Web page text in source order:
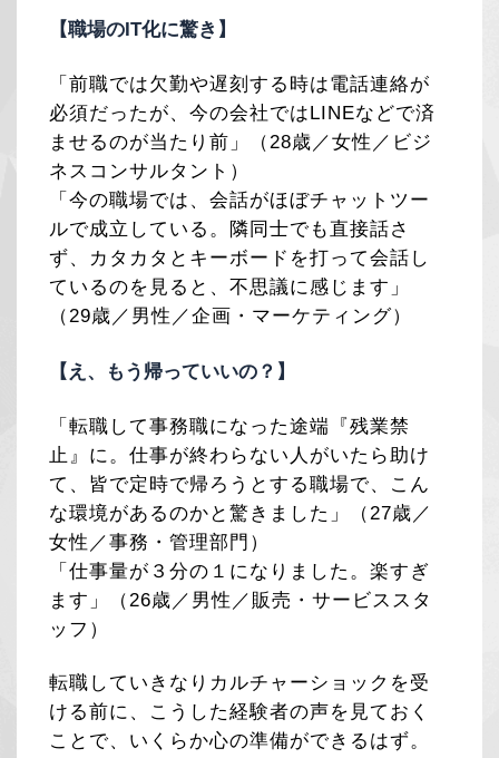
【職場のIT化に驚き】
「前職では欠勤や遅刻する時は電話連絡が
必須だったが、今の会社ではLINEなどで済
ませるのが当たり前」（28歳／女性／ビジ
ネスコンサルタント）
「今の職場では、会話がほぼチャットツー
ルで成立している。隣同士でも直接話さ
ず、カタカタとキーボードを打って会話し
ているのを見ると、不思議に感じます」
（29歳／男性／企画・マーケティング）
【え、もう帰っていいの？】
「転職して事務職になった途端『残業禁
止』に。仕事が終わらない人がいたら助け
て、皆で定時で帰ろうとする職場で、こん
な環境があるのかと驚きました」（27歳／
女性／事務・管理部門）
「仕事量が３分の１になりました。楽すぎ
ます」（26歳／男性／販売・サービススタ
ッフ）
転職していきなりカルチャーショックを受
ける前に、こうした経験者の声を見ておく
ことで、いくらか心の準備ができるはず。